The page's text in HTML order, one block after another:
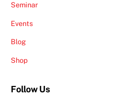
Seminar
Events
Blog
Shop
Follow Us